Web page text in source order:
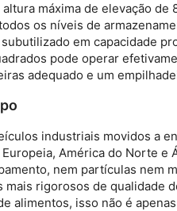
máxima de elevação de
os níveis de
em capacidade
pode operar
adequado e um
industriais movidos a
América do Norte e
nem partículas nem
rigorosos de qualidade
alimentos, isso não é